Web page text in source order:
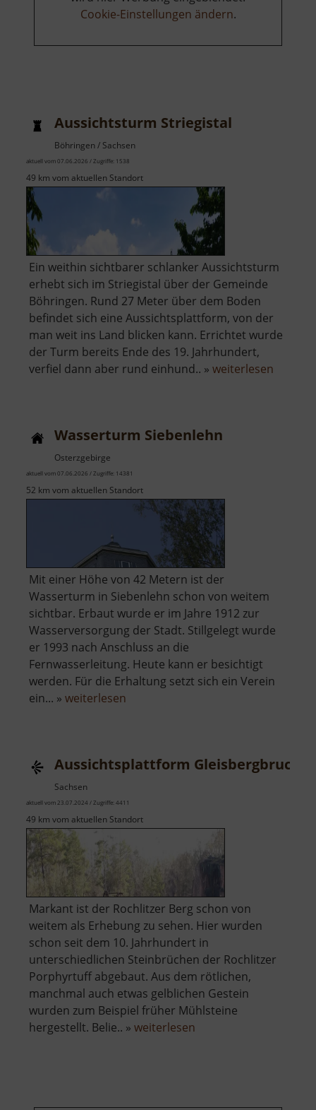
Cookie-Einstellungen ändern.
Aussichtsturm Striegistal
Böhringen / Sachsen
aktuell vom 07.06.2026 / Zugriffe: 1538
49 km vom aktuellen Standort
Ein weithin sichtbarer schlanker Aussichtsturm
erhebt sich im Striegistal über der Gemeinde
Böhringen. Rund 27 Meter über dem Boden
befindet sich eine Aussichtsplattform, von der
man weit ins Land blicken kann. Errichtet wurde
der Turm bereits Ende des 19. Jahrhundert,
verfiel dann aber rund einhund.. » weiterlesen
Wasserturm Siebenlehn
Osterzgebirge
aktuell vom 07.06.2026 / Zugriffe: 14381
52 km vom aktuellen Standort
Mit einer Höhe von 42 Metern ist der
Wasserturm in Siebenlehn schon von weitem
sichtbar. Erbaut wurde er im Jahre 1912 zur
Wasserversorgung der Stadt. Stillgelegt wurde
er 1993 nach Anschluss an die
Fernwasserleitung. Heute kann er besichtigt
werden. Für die Erhaltung setzt sich ein Verein
ein... » weiterlesen
Aussichtsplattform Gleisbergbruch
Sachsen
aktuell vom 23.07.2024 / Zugriffe: 4411
49 km vom aktuellen Standort
Markant ist der Rochlitzer Berg schon von
weitem als Erhebung zu sehen. Hier wurden
schon seit dem 10. Jahrhundert in
unterschiedlichen Steinbrüchen der Rochlitzer
Porphyrtuff abgebaut. Aus dem rötlichen,
manchmal auch etwas gelblichen Gestein
wurden zum Beispiel früher Mühlsteine
hergestellt. Belie.. » weiterlesen